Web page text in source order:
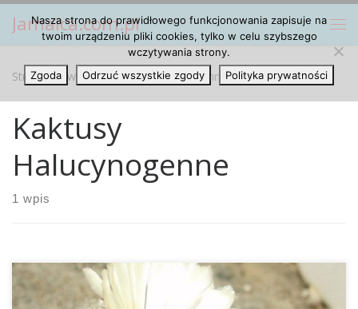
Przejdź do treści
Jamaica.com.pl
Strona główna » Kaktusy Halucynogenne
Kaktusy
Halucynogenne
1 wpis
Nasza strona do prawidłowego funkcjonowania zapisuje na
twoim urządzeniu pliki cookies, tylko w celu szybszego
wczytywania strony.
Zgoda
Odrzuć wszystkie zgody Polityka prywatności